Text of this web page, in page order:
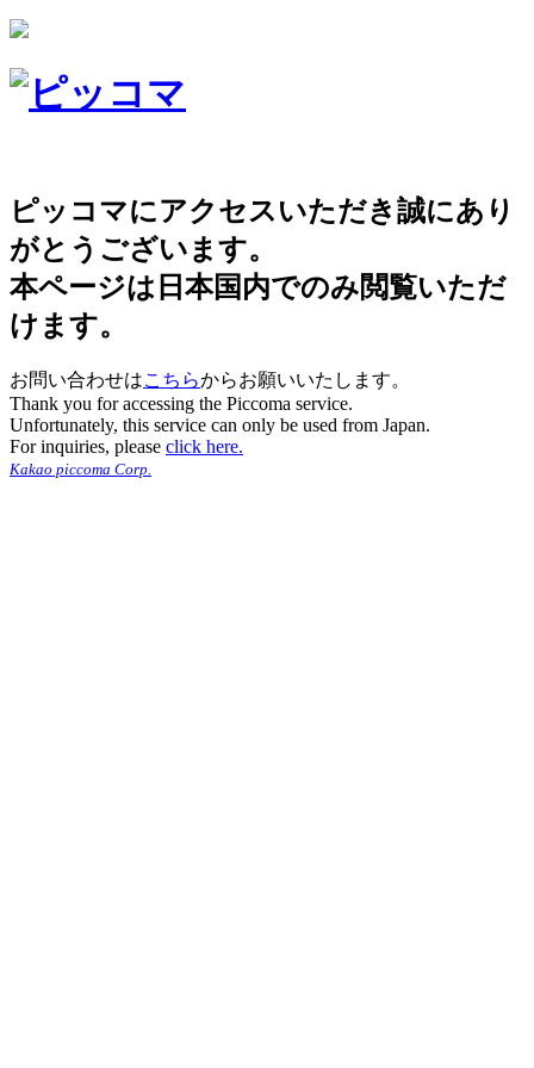
ピッコマにアクセスいただき誠にあり
がとうございます。
本ページは日本国内でのみ閲覧いただ
けます。
お問い合わせはこちらからお願いいたします。
Thank you for accessing the Piccoma service.
Unfortunately, this service can only be used from Japan.
For inquiries, please click here.
Kakao piccoma Corp.